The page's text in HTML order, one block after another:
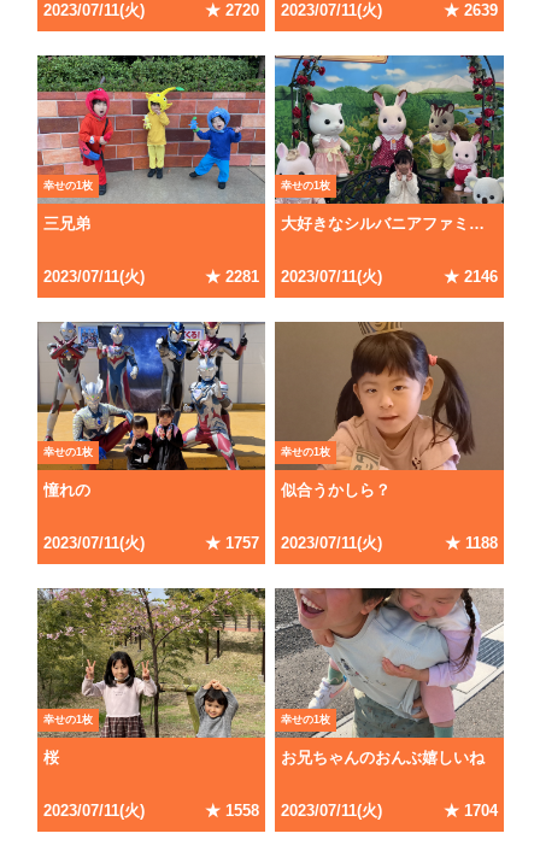
2023/07/11(火) ★2720 2023/07/11(火) ★ 2639
幸せの1枚
三兄弟
2023/07/11(火) ★2281
幸せの1枚
大好きなシルバニアファミリー
2023/07/11(火) ★ 2146
幸せの1枚
憧れの
2023/07/11(火) ★1757
幸せの1枚
似合うかしら？
2023/07/11(火) ★ 1188
幸せの1枚
桜
2023/07/11(火) ★ 1558
幸せの1枚
お兄ちゃんのおんぶ嬉しいね
2023/07/11(火) ★ 1704